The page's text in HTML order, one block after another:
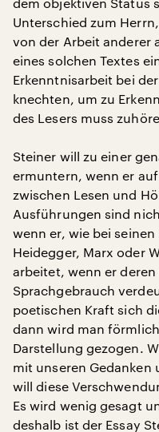
Unterschied zum
von der Arbeit anderer
eines solchen Textes
Erkenntnisarbeit bei
knechten, um zu
des Lesers muss
Steiner will zu einer
ermuntern, wenn er
zwischen Lesen und
Ausführungen sind
wenn er, wie bei
Heidegger, Marx oder
arbeitet, wenn er
Sprachgebrauch
poetischen Kraft sich
dann wird man
Darstellung gezogen.
mit unseren Gedanken
will diese
Es wird wenig gesagt
deshalb ist der Essay